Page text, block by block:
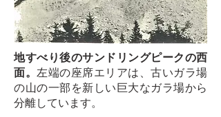
地すべり後のサンドリングピークの西
面。 左端の座席エリアは、古いガラ場
の山の一部を新しい巨大なガラ場から
分離しています。